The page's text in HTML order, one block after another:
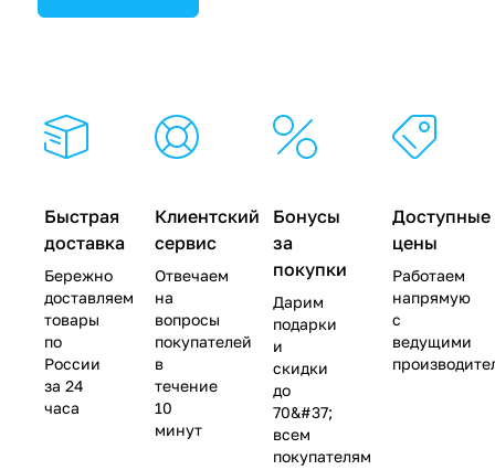
Быстрая
доставка
Бережно
доставляем
товары
по
России
за 24
часа
Клиентский
сервис
Отвечаем
на
вопросы
покупателей
в
течение
10
минут
Бонусы
за
покупки
Дарим
подарки
и
скидки
до
70&#37;
всем
покупателям
Доступные
цены
Работаем
напрямую
с
ведущими